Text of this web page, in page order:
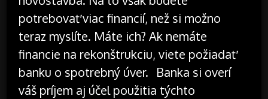
potrebovať viac financií, než si možno
teraz myslíte. Máte ich? Ak nemáte
financie na rekonštrukciu, viete požiadať
banku o spotrebný úver.
Banka si overí
váš príjem aj účel použitia týchto